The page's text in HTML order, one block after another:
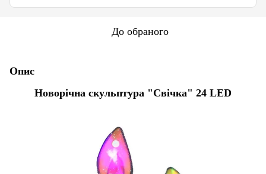
До обраного
Опис
Новорічна скульптура "Свічка" 24 LED